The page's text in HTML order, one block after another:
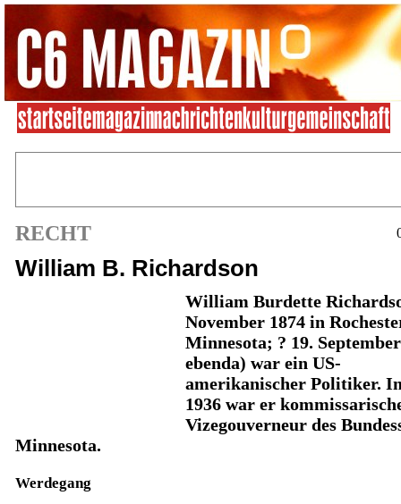
RECHT
William B. Richardson
William Burdette
November 1874 in
Minnesota; ? 19.
ebenda) war ein US-
amerikanischer Politiker.
1936 war er
Vizegouverneur des
Minnesota.
Werdegang